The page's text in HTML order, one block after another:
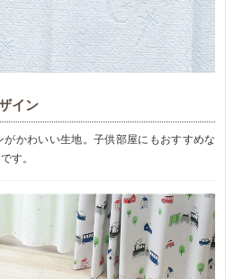
イン
かわいい生地。子供部屋にもおすすめな
す。